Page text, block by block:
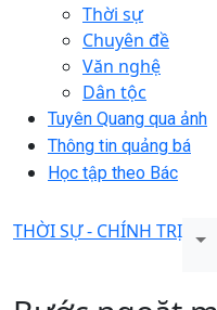
Thời sự
Chuyên đề
Văn nghệ
Dân tộc
Tuyên Quang qua ảnh
Thông tin quảng bá
Học tập theo Bác
THỜI SỰ - CHÍNH TRỊ